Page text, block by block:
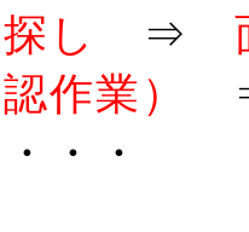
探し ⇒
認作業）
・・・